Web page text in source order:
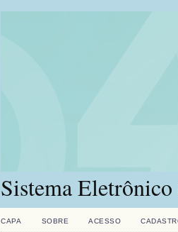
Sistema
CAPA SOBRE ACESSO